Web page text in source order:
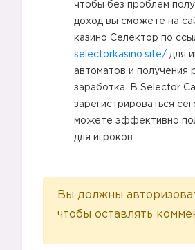
чтобы без проблем
доход вы сможете на
казино Селектор по
selectorkasino.site/ для
автоматов и получения
заработка. В Selector
зарегистрироваться
можете эффективно
для игроков.
Вы должны
чтобы оставлять